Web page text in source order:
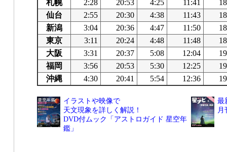
札幌
2:28 20:53 4:25 11:41
仙台
2:55 20:30 4:38 11:43
新潟
3:04 20:36 4:47 11:50
東京
3:11 20:24 4:48 11:48
大阪
3:31 20:37 5:08 12:04
福岡
3:56 20:53 5:30 12:25
沖縄
4:30 20:41 5:54 12:36
イラストや映像で
天文現象を詳しく解説！
DVD付ムック「アストロガイド 星空年
鑑」
最
月